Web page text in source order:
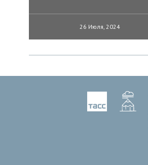
26 Июля, 2024